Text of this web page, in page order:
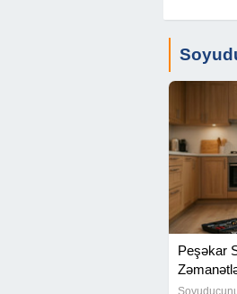
Peşəkar